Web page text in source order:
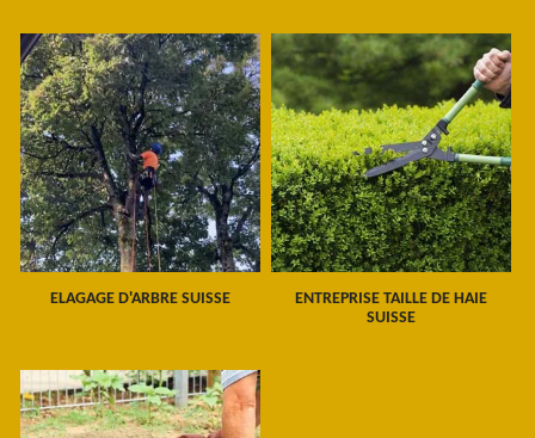
ELAGAGE D'ARBRE SUISSE
ENTREPRISE TAILLE DE HAIE
SUISSE